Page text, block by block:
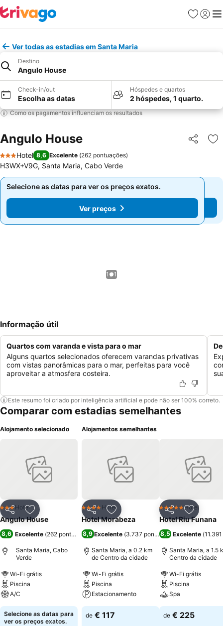
Favoritos
Iniciar
Ver todas as estadias em Santa Maria
Destino
Angulo House
Check-in/out
Escolha as datas
Hóspedes e quartos
2 hóspedes, 1 quarto.
Como os pagamentos influenciam os resultados
Angulo House Partilhar
3 Estrelas
Hotel 8,6 Excelente (262 pontuações)
H3WX+V9G, Santa Maria, Cabo Verde
Selecione as datas para ver os preços exatos.
Ver preços
Selecione as datas para ver os preços exatos.
Ver preços
1 / 1
Informação útil
Quartos com varanda e vista para o mar
Alguns quartos selecionados oferecem varandas privativas
com vistas panorâmicas para o mar, perfeitas para você
aproveitar a atmosfera costeira.
Este resumo foi criado por inteligência artificial e pode não ser 100% correto.
Comparar com estadias semelhantes
Alojamento selecionado
PartilharAdicionar aos favoritos
3 Estrelas
Hotel
Angulo House
8,6 Excelente (262 pontuações)
Santa Maria, Cabo
Verde
Wi-Fi grátis
Piscina
A/C
Selecione as datas para
ver os preços exatos.
Alojamentos semelhantes
PartilharAdicionar aos favoritos
4 EstrelasHotel
Hotel Morabeza
8,9Excelente (3.737 pontuações)
Santa Maria, a 0.2 km
de Centro da cidade
Wi-Fi grátis
Piscina
Estacionamento
de € 117
Partilhar
5 EstrelasHotel
Hotel Riu Funana
8,5 Excelente (
Santa Maria, a 1.5
Centro da cidade
Wi-Fi grátis
Piscina
Spa
de € 225